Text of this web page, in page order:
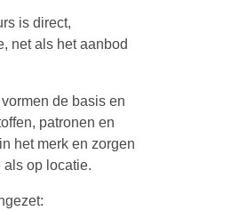
is direct,
net als het aanbod
de basis en
patronen en
het merk en zorgen
op locatie.